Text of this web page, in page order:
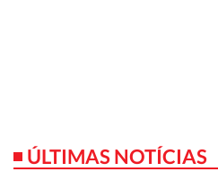
ÚLTIMAS NOTÍCIAS